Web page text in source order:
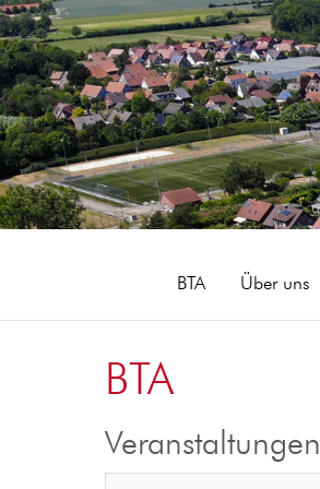
BTA Über uns
BTA
Veranstaltungen